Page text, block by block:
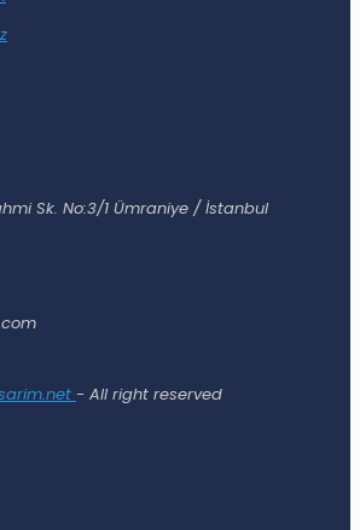
Sk. No:3/1 Ümraniye / İstanbul
- All right reserved